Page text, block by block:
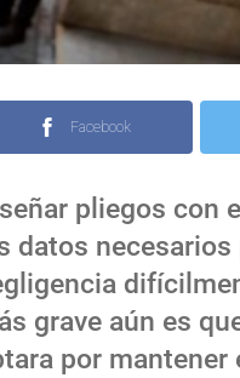
Facebook
pliegos con
datos
grave aún es
por mantener